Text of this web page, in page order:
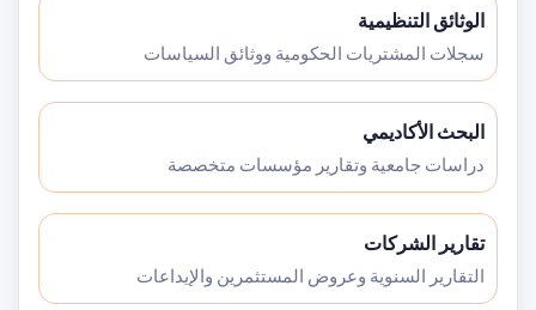
الوثائق التنظيمية
سجلات المشتريات الحكومية ووثائق السياسات
البحث الأكاديمي
دراسات جامعية وتقارير مؤسسات متخصصة
تقارير الشركات
التقارير السنوية وعروض المستثمرين والإيداعات